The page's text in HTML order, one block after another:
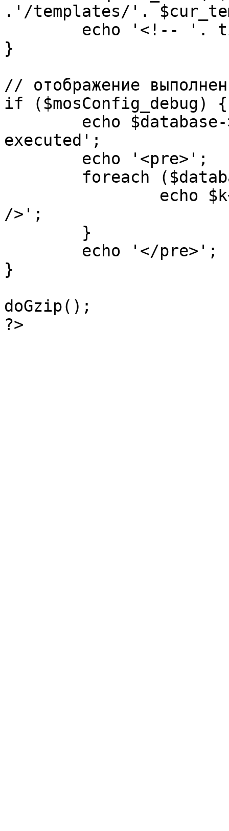
.'/templates/'.
}
// отображение
if ($mosConfig_debug) {
executed';
/>';
}
doGzip();
?>